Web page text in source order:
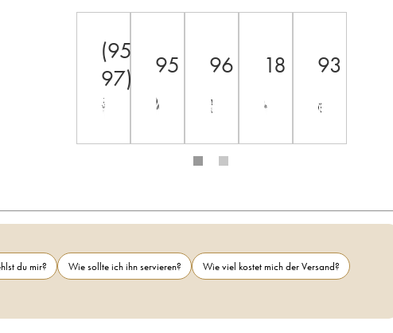
(95-
97)
95 96 18 93
du mir? Wie sollte ich ihn servieren?
Wie viel kostet mich der Versand?